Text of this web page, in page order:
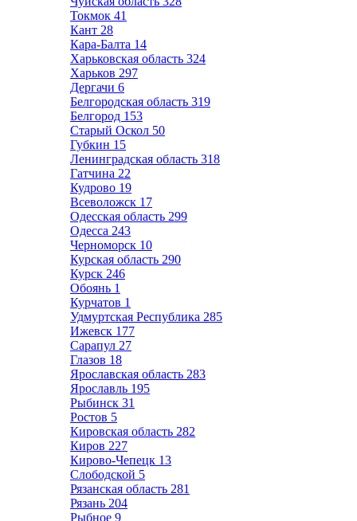
Токмок 41
Кант 28
Кара-Балта 14
Харьковская область 324
Харьков 297
Дергачи 6
Белгородская область 319
Белгород 153
Старый Оскол 50
Губкин 15
Ленинградская область 318
Гатчина 22
Кудрово 19
Всеволожск 17
Одесская область 299
Одесса 243
Черноморск 10
Курская область 290
Курск 246
Обоянь 1
Курчатов 1
Удмуртская Республика 285
Ижевск 177
Сарапул 27
Глазов 18
Ярославская область 283
Ярославль 195
Рыбинск 31
Ростов 5
Кировская область 282
Киров 227
Кирово-Чепецк 13
Слободской 5
Рязанская область 281
Рязань 204
Рыбное 9